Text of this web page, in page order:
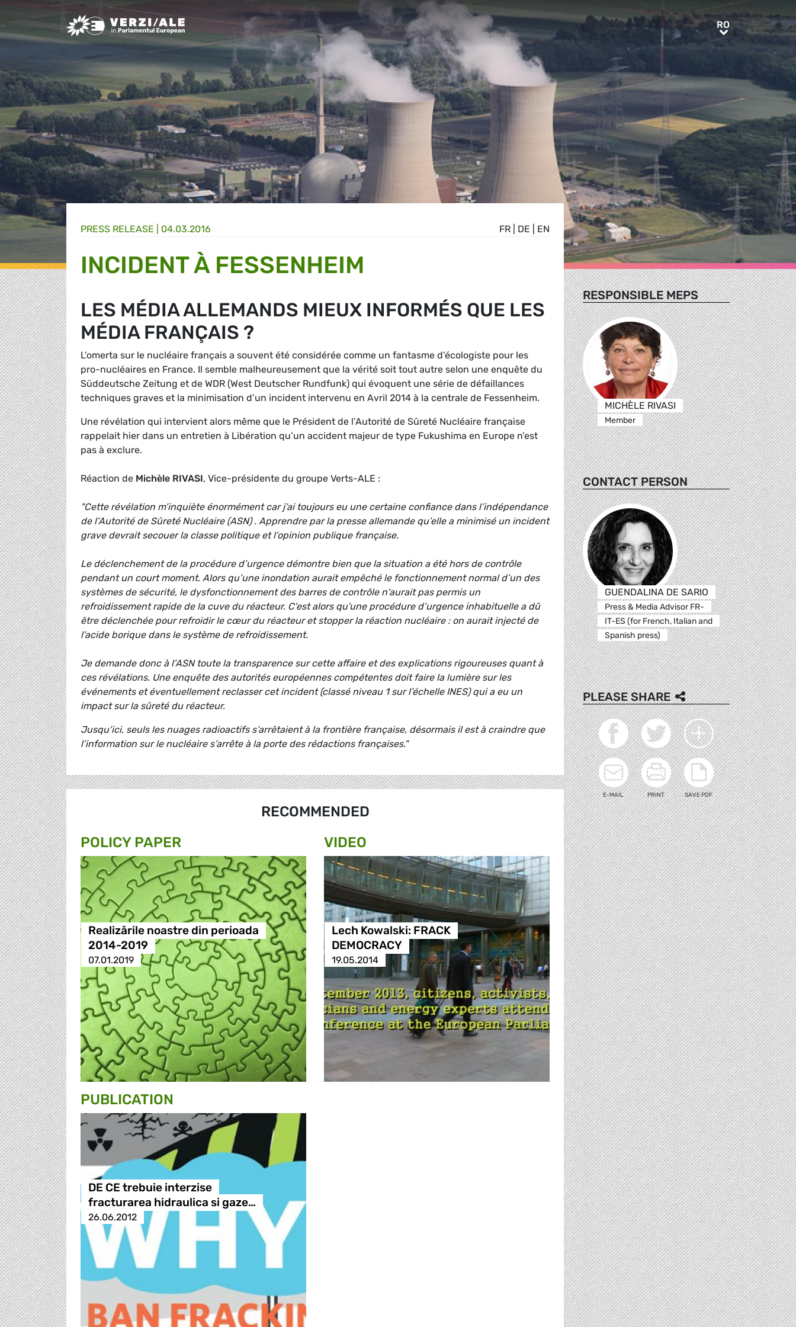
Greens/EFA Home RORO
FR DE EN
PRESS RELEASE | 04.03.2016
INCIDENT À FESSENHEIM
LES MÉDIA ALLEMANDS MIEUX INFORMÉS QUE LES
MÉDIA FRANÇAIS ?
L’omerta sur le nucléaire français a souvent été considérée comme un fantasme d’écologiste pour les
pro-nucléaires en France. Il semble malheureusement que la vérité soit tout autre selon une enquête du
Süddeutsche Zeitung et de WDR (West Deutscher Rundfunk) qui évoquent une série de défaillances
techniques graves et la minimisation d’un incident intervenu en Avril 2014 à la centrale de Fessenheim.
Une révélation qui intervient alors même que le Président de l’Autorité de Sûreté Nucléaire française
rappelait hier dans un entretien à Libération qu’un accident majeur de type Fukushima en Europe n’est
pas à exclure.
Réaction de Michèle RIVASI, Vice-présidente du groupe Verts-ALE :
"Cette révélation m’inquiète énormément car j’ai toujours eu une certaine confiance dans l’indépendance
de l’Autorité de Sûreté Nucléaire (ASN) . Apprendre par la presse allemande qu’elle a minimisé un incident
grave devrait secouer la classe politique et l’opinion publique française.
Le déclenchement de la procédure d’urgence démontre bien que la situation a été hors de contrôle
pendant un court moment. Alors qu’une inondation aurait empêché le fonctionnement normal d’un des
systèmes de sécurité, le dysfonctionnement des barres de contrôle n'aurait pas permis un
refroidissement rapide de la cuve du réacteur. C'est alors qu'une procédure d’urgence inhabituelle a dû
être déclenchée pour refroidir le cœur du réacteur et stopper la réaction nucléaire : on aurait injecté de
l’acide borique dans le système de refroidissement.
Je demande donc à l’ASN toute la transparence sur cette affaire et des explications rigoureuses quant à
ces révélations. Une enquête des autorités européennes compétentes doit faire la lumière sur les
événements et éventuellement reclasser cet incident (classé niveau 1 sur l’échelle INES) qui a eu un
impact sur la sûreté du réacteur.
Jusqu’ici, seuls les nuages radioactifs s’arrêtaient à la frontière française, désormais il est à craindre que
l’information sur le nucléaire s’arrête à la porte des rédactions françaises."
RECOMMENDED
POLICY PAPER
Realizările noastre din perioada
2014-2019
07.01.2019
VIDEO
Lech Kowalski: FRACK
DEMOCRACY
19.05.2014
PUBLICATION
DE CE trebuie interzise
fracturarea hidraulica si gaze…
26.06.2012
RESPONSIBLE MEPS
MICHÈLE RIVASI
Member
CONTACT PERSON
GUENDALINA DE SARIO
Press & Media Advisor FR-
IT-ES (for French, Italian and
Spanish press)
PLEASE SHARE
E-MAIL PRINT SAVE PDF